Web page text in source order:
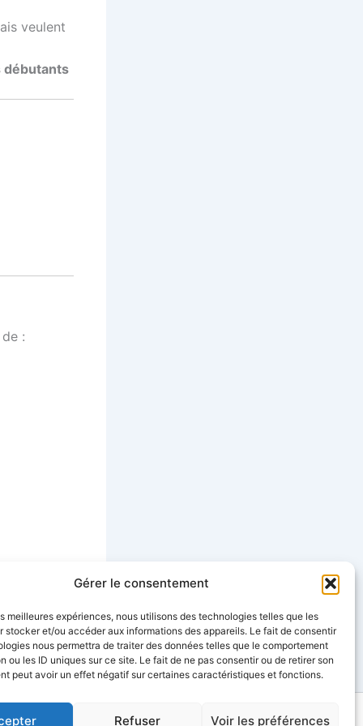
Gérer le consentement
meilleures expériences, nous utilisons des technologies telles que les
stocker et/ou accéder aux informations des appareils. Le fait de consentir
nous permettra de traiter des données telles que le comportement
ou les ID uniques sur ce site. Le fait de ne pas consentir ou de retirer son
peut avoir un effet négatif sur certaines caractéristiques et fonctions.
Refuser Voir les préférences
veulent
débutants
:
Apprendre les notes naturelles sur le manche de la guitare : la méthode complète en PDF